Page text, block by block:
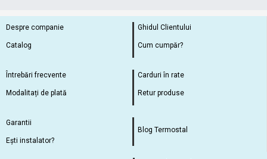
Despre companie
Catalog
Ghidul Clientului
Cum cumpăr?
Întrebări frecvente
Modalitați de plată
Carduri în rate
Retur produse
Garantii
Ești instalator?
Blog Termostal